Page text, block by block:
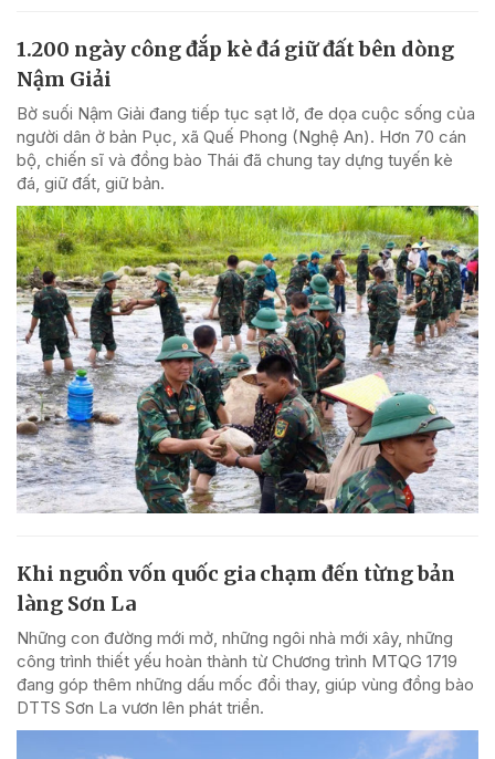
1.200 ngày công đắp kè đá giữ đất bên dòng
Nậm Giải
Bờ suối Nậm Giải đang tiếp tục sạt lở, đe dọa cuộc sống của
người dân ở bản Pục, xã Quế Phong (Nghệ An). Hơn 70 cán
bộ, chiến sĩ và đồng bào Thái đã chung tay dựng tuyến kè
đá, giữ đất, giữ bản.
Khi nguồn vốn quốc gia chạm đến từng bản
làng Sơn La
Những con đường mới mở, những ngôi nhà mới xây, những
công trình thiết yếu hoàn thành từ Chương trình MTQG 1719
đang góp thêm những dấu mốc đổi thay, giúp vùng đồng bào
DTTS Sơn La vươn lên phát triển.